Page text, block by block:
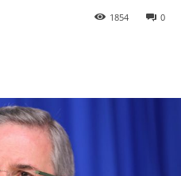
0
1854